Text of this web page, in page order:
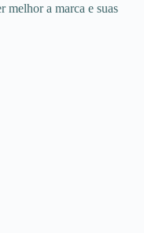
melhor a marca e suas